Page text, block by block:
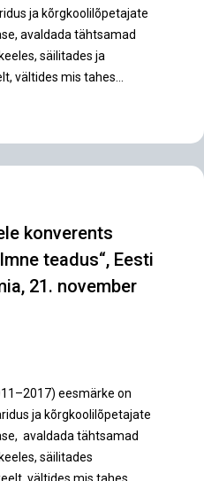
ja kõrgkoolilõpetajate
avaldada tähtsamad
säilitades ja
vältides mis tahes…
konverents
teadus“, Eesti
21. november
eesmärke on
ja kõrgkoolilõpetajate
avaldada tähtsamad
säilitades
vältides mis tahes